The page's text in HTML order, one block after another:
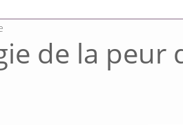
de la peur